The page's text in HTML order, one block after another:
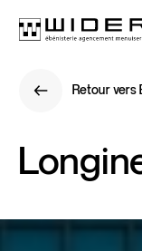
Retour
Retour vers